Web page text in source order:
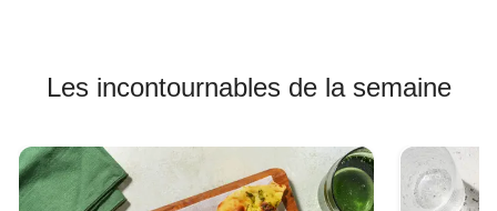
Les incontournables de la semaine